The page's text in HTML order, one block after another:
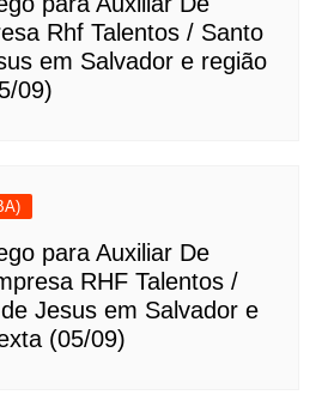
Rhf Talentos / Santo
em Salvador e região
09)
para Auxiliar De
RHF Talentos /
Jesus em Salvador e
(05/09)